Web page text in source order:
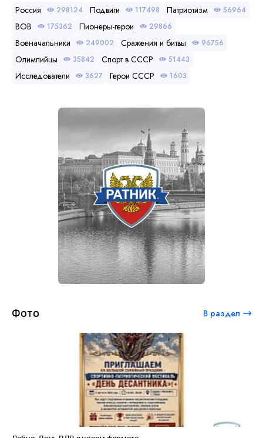
Россия 298124 Подвиги 117498 Патриотизм 56964
ВОВ 175362 Пионеры-герои 29866
Военачальники 249002 Сражения и битвы 96756
Олимпийцы 35842 Спорт в СССР 51443
Исследователи 3627 Герои СССР 1603
Фото В раздел